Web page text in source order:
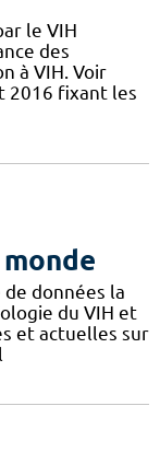
le VIH
des
à VIH. Voir
2016 fixant les
de données la
du VIH et
et actuelles sur